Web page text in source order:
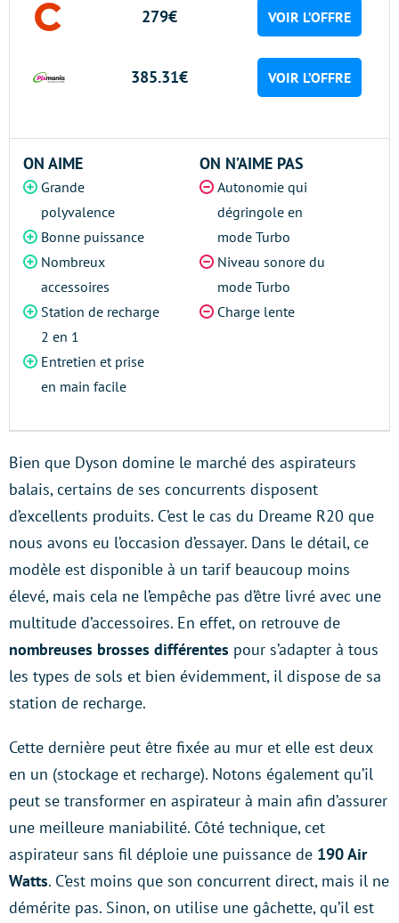
279€ VOIR L’OFFRE
385.31€ VOIR L’OFFRE
ON AIME
Grande
polyvalence
Bonne puissance
Nombreux
accessoires
Station de recharge
2 en 1
Entretien et prise
en main facile
ON N’AIME PAS
Autonomie qui
dégringole en
mode Turbo
Niveau sonore du
mode Turbo
Charge lente
Bien que Dyson domine le marché des aspirateurs
balais, certains de ses concurrents disposent
d’excellents produits. C’est le cas du Dreame R20 que
nous avons eu l’occasion d’essayer. Dans le détail, ce
modèle est disponible à un tarif beaucoup moins
élevé, mais cela ne l’empêche pas d’être livré avec une
multitude d’accessoires. En effet, on retrouve de
nombreuses brosses différentes pour s’adapter à tous
les types de sols et bien évidemment, il dispose de sa
station de recharge.
Cette dernière peut être fixée au mur et elle est deux
en un (stockage et recharge). Notons également qu’il
peut se transformer en aspirateur à main afin d’assurer
une meilleure maniabilité. Côté technique, cet
aspirateur sans fil déploie une puissance de 190 Air
Watts. C’est moins que son concurrent direct, mais il ne
démérite pas. Sinon, on utilise une gâchette, qu’il est